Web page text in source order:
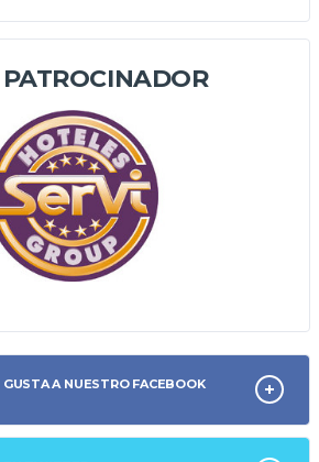
GUSTA A NUESTRO FACEBOOK